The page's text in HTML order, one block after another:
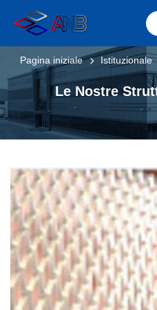
Le Nostre
Pagina iniziale Istituzionale